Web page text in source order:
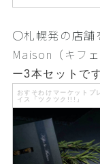
〇札幌発の店
Maison（キフ
ー3本セットです
おすそわけマーケットプ
イス「ツクツク!!!」